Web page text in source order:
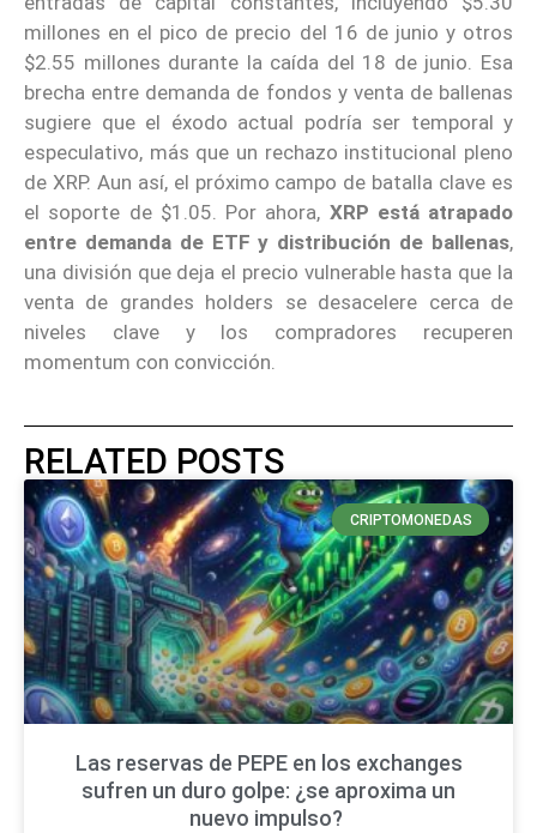
millones en el pico de precio del 16 de junio y otros
$2.55 millones durante la caída del 18 de junio. Esa
brecha entre demanda de fondos y venta de ballenas
sugiere que el éxodo actual podría ser temporal y
especulativo, más que un rechazo institucional pleno
de XRP. Aun así, el próximo campo de batalla clave es
el soporte de $1.05. Por ahora, XRP está atrapado
entre demanda de ETF y distribución de ballenas,
una división que deja el precio vulnerable hasta que la
venta de grandes holders se desacelere cerca de
niveles clave y los compradores recuperen
momentum con convicción.
RELATED POSTS
CRIPTOMONEDAS
Las reservas de PEPE en los exchanges
sufren un duro golpe: ¿se aproxima un
nuevo impulso?